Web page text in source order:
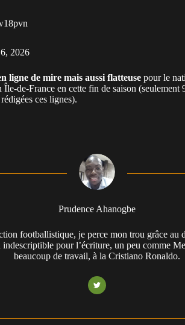
2026
ligne de mire mais aussi flatteuse pour le
Île-de-France en cette fin de saison (seulement
ces lignes).
Prudence Ahanogbe
footballistique, je perce mon trou grâce au
pour l’écriture, un peu comme
beaucoup de travail, à la Cristiano Ronaldo.